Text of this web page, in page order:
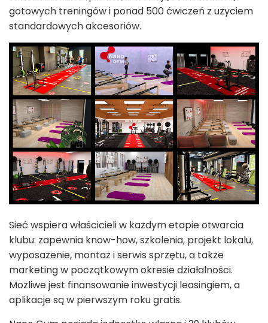
gotowych treningów i ponad 500 ćwiczeń z użyciem
standardowych akcesoriów.
Sieć wspiera właścicieli w każdym etapie otwarcia
klubu: zapewnia know-how, szkolenia, projekt lokalu,
wyposażenie, montaż i serwis sprzętu, a także
marketing w początkowym okresie działalności.
Możliwe jest finansowanie inwestycji leasingiem, a
aplikacje są w pierwszym roku gratis.